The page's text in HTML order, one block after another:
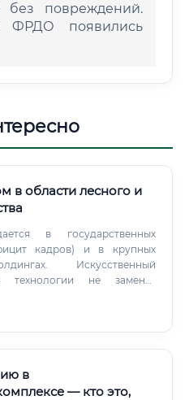
без повреждений.
появились
в области лесного и
в государственных
кадров) и в крупных
Искусственный
не заменят
применяется: для
в
— кто это,